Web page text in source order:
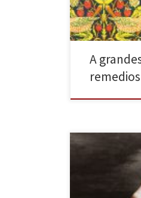
tengamos mal
A
Estamos ante
contundente,
deja títere con